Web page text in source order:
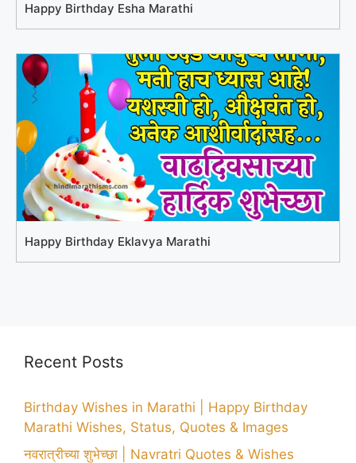
Happy Birthday Esha Marathi
Happy Birthday Eklavya Marathi
Recent Posts
Birthday Wishes in Marathi | Happy Birthday
Marathi Wishes, Status, Quotes & Images
नवरात्रीच्या शुभेच्छा | Navratri Quotes & Wishes